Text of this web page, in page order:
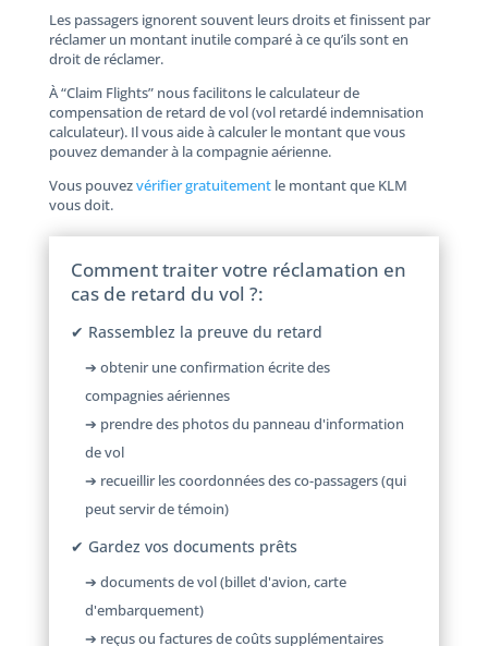
Les passagers ignorent souvent leurs droits et finissent par
réclamer un montant inutile comparé à ce qu’ils sont en
droit de réclamer.
À “Claim Flights” nous facilitons le calculateur de
compensation de retard de vol (vol retardé indemnisation
calculateur). Il vous aide à calculer le montant que vous
pouvez demander à la compagnie aérienne.
Vous pouvezvérifier gratuitementle montant que KLM
vous doit.
Comment traiter votre réclamation en
cas de retard du vol ?:
✔ Rassemblez la preuve du retard
➔ obtenir une confirmation écrite des
compagnies aériennes
➔ prendre des photos du panneau d'information
de vol
➔ recueillir les coordonnées des co-passagers (qui
peut servir de témoin)
✔ Gardez vos documents prêts
➔ documents de vol (billet d'avion, carte
d'embarquement)
➔ reçus ou factures de coûts supplémentaires